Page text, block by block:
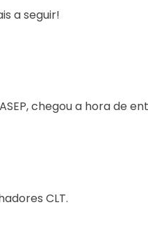
a seguir!
chegou a hora de
CLT.